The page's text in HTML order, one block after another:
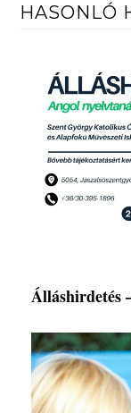
HASONLÓ
Álláshirdetés